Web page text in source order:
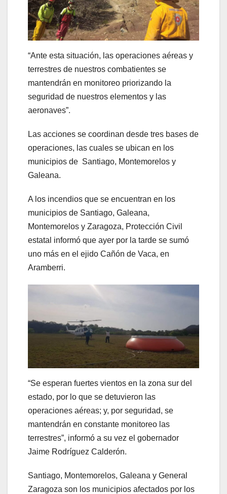
“Ante esta situación, las operaciones aéreas y
terrestres de nuestros combatientes se
mantendrán en monitoreo priorizando la
seguridad de nuestros elementos y las
aeronaves”.
Las acciones se coordinan desde tres bases de
operaciones, las cuales se ubican en los
municipios de Santiago, Montemorelos y
Galeana.
A los incendios que se encuentran en los
municipios de Santiago, Galeana,
Montemorelos y Zaragoza, Protección Civil
estatal informó que ayer por la tarde se sumó
uno más en el ejido Cañón de Vaca, en
Aramberri.
“Se esperan fuertes vientos en la zona sur del
estado, por lo que se detuvieron las
operaciones aéreas; y, por seguridad, se
mantendrán en constante monitoreo las
terrestres”, informó a su vez el gobernador
Jaime Rodríguez Calderón.
Santiago, Montemorelos, Galeana y General
Zaragoza son los municipios afectados por los